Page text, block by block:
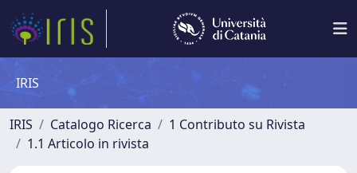
IRIS
IRIS Catalogo Ricerca
1 Contributo su Rivista
1.1 Articolo in rivista